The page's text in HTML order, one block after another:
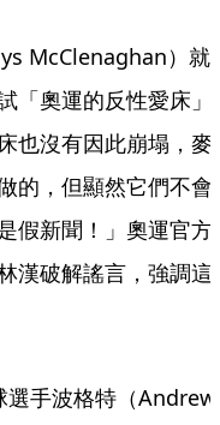
McClenaghan）就
「奧運的反性愛床」
也沒有因此崩塌，麥
的，但顯然它們不會
假新聞！」奧運官方
漢破解謠言，強調這
手波格特（Andrew